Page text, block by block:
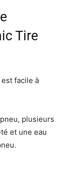
Tire
facile à
plusieurs
et une eau